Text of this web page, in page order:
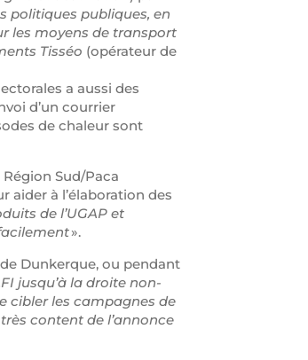
politiques publiques, en
les moyens de transport
Tisséo (opérateur de
a aussi des
d’un courrier
de chaleur sont
Sud/Paca
aider à l’élaboration des
de l’UGAP et
».
Dunkerque, ou pendant
jusqu’à la droite non-
cibler les campagnes de
content de l’annonce